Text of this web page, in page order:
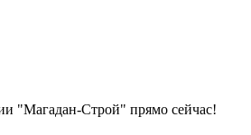
"Магадан-Строй" прямо сейчас!